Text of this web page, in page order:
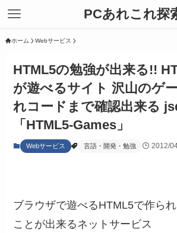
PCあれこれ探
ホーム Webサービス
HTML5の勉強が出来る!!
が遊べるサイト 沢山のゲ
れコードまで確認出来る
「HTML5-Games」
Webサービス 言語・開発・勉強 2012/
ブラウザで遊べるHTML5で作ら
ことが出来るネットサービス